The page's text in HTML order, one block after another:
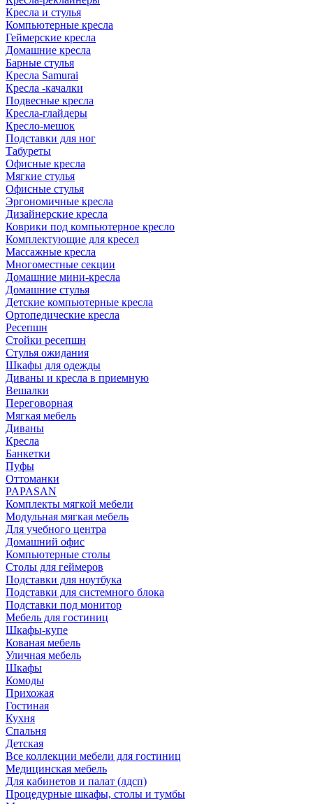
Кресла и стулья
Компьютерные кресла
Геймерские кресла
Домашние кресла
Барные стулья
Кресла Samurai
Кресла -качалки
Подвесные кресла
Кресла-глайдеры
Кресло-мешок
Подставки для ног
Табуреты
Офисные кресла
Мягкие стулья
Офисные стулья
Эргономичные кресла
Дизайнерские кресла
Коврики под компьютерное кресло
Комплектующие для кресел
Массажные кресла
Многоместные секции
Домашние мини-кресла
Домашние стулья
Детские компьютерные кресла
Ортопедические кресла
Ресепшн
Стойки ресепшн
Стулья ожидания
Шкафы для одежды
Диваны и кресла в приемную
Вешалки
Переговорная
Мягкая мебель
Диваны
Кресла
Банкетки
Пуфы
Оттоманки
PAPASAN
Комплекты мягкой мебели
Модульная мягкая мебель
Для учебного центра
Домашний офис
Компьютерные столы
Столы для геймеров
Подставки для ноутбука
Подставки для системного блока
Подставки под монитор
Мебель для гостиниц
Шкафы-купе
Кованая мебель
Уличная мебель
Шкафы
Комоды
Прихожая
Гостиная
Кухня
Спальня
Детская
Все коллекции мебели для гостиниц
Медицинская мебель
Для кабинетов и палат (лдсп)
Процедурные шкафы, столы и тумбы